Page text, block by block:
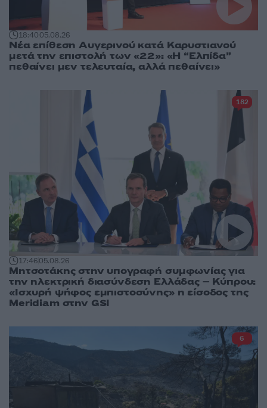
18:4005.08.26
Νέα επίθεση Αυγερινού κατά Καρυστιανού
μετά την επιστολή των «22»: «Η “Ελπίδα”
πεθαίνει μεν τελευταία, αλλά πεθαίνει»
17:4605.08.26
Μητσοτάκης στην υπογραφή συμφωνίας για
την ηλεκτρική διασύνδεση Ελλάδας – Κύπρου:
«Ισχυρή ψήφος εμπιστοσύνης» η είσοδος της
Meridiam στην GSI
182
6